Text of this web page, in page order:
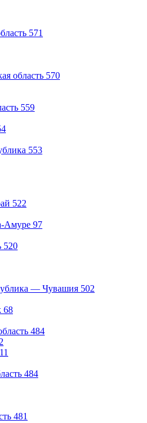
571
область 570
559
553
522
Амуре 97
520
— Чувашия 502
68
484
484
481